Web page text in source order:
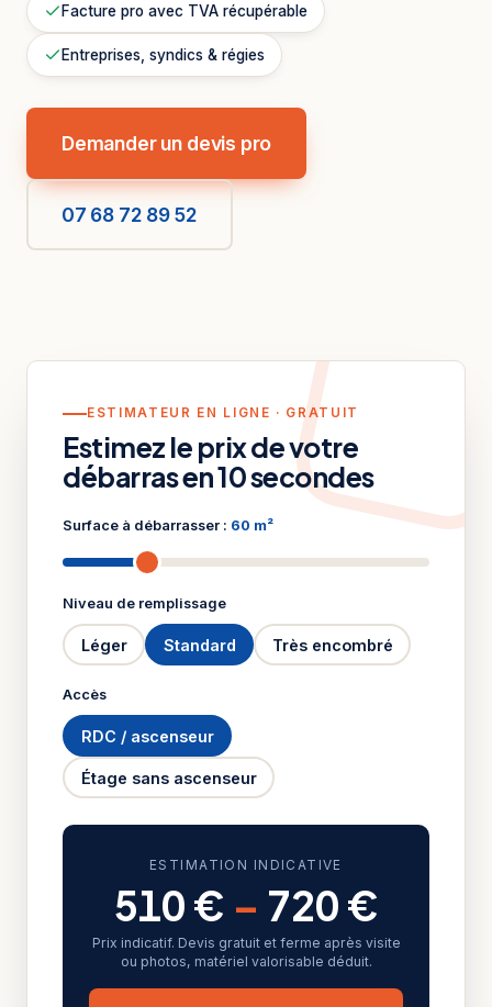
Facture pro avec TVA récupérable
Entreprises, syndics & régies
Demander un devis pro
07 68 72 89 52
ESTIMATEUR EN LIGNE · GRATUIT
Estimez le prix de votre
débarras en 10 secondes
Surface à débarrasser : 60 m²
Niveau de remplissage
Léger Standard Très encombré
Accès
RDC / ascenseur
Étage sans ascenseur
ESTIMATION INDICATIVE
510 € – 720 €
Prix indicatif. Devis gratuit et ferme après visite
ou photos, matériel valorisable déduit.